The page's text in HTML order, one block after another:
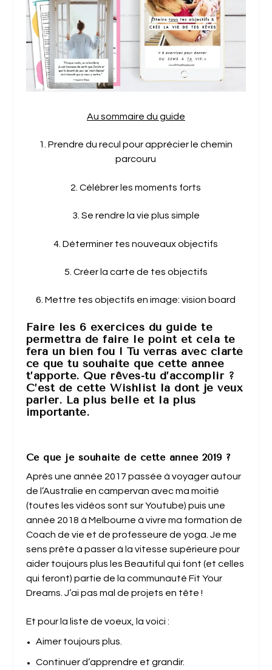
Au sommaire du guide
1. Prendre du recul pour apprécier le chemin
parcouru
2. Célébrer les moments forts
3. Se rendre la vie plus simple
4. Déterminer tes nouveaux objectifs
5. Créer la carte de tes objectifs
6. Mettre tes objectifs en image: vision board
Faire les 6 exercices du guide te
permettra de faire le point et cela te
fera un bien fou ! Tu verras avec clarté
ce que tu souhaite que cette année
t’apporte. Que rêves-tu d’accomplir ?
C’est de cette Wishlist là dont je veux
parler. La plus belle et la plus
importante.
Ce que je souhaite de cette année 2019 ?
Après une année 2017 passée à voyager autour
de l’Australie en campervan avec ma moitié
(toutes les vidéos sont sur Youtube) puis une
année 2018 à Melbourne à vivre ma formation de
Coach de vie et de professeure de yoga. Je me
sens prête à passer à la vitesse supérieure pour
aider toujours plus les Beautiful qui font (et celles
qui feront) partie de la communauté Fit Your
Dreams. J’ai pas mal de projets en tête !
Et pour la liste de voeux, la voici :
Aimer toujours plus.
Continuer d’apprendre et grandir.